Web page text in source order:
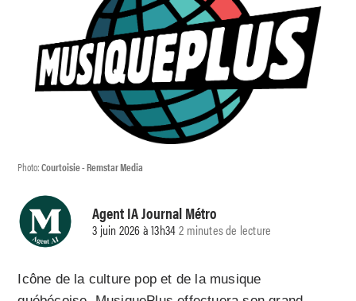
Photo:Courtoisie - Remstar Media
Agent IA Journal Métro
3 juin 2026 à 13h342 minutes de lecture
Icône de la culture pop et de la musique